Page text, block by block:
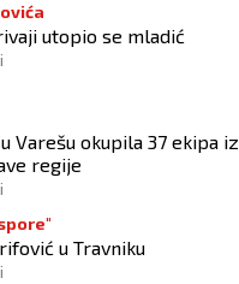
utopio se mladić
Varešu okupila 37 ekipa iz
regije
u Travniku